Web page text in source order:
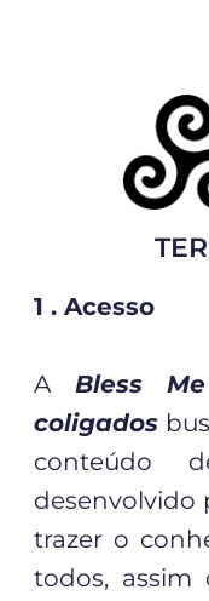
1 . Acesso
A Bless
coligados
conteúdo
desenvolvido
trazer o
todos, assim